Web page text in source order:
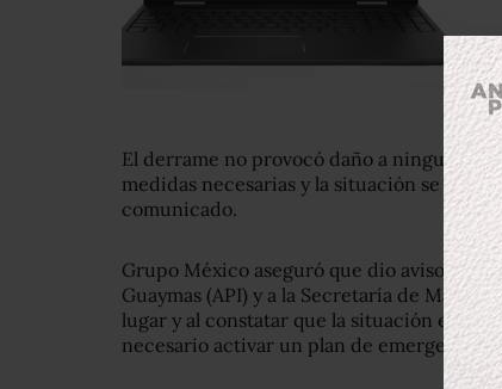
El derrame no provocó daño a ninguna
medidas necesarias y la situación se
comunicado.
Grupo México aseguró que dio aviso a la
Guaymas (API) y a la Secretaría de
lugar y al constatar que la situación
necesario activar un plan de emergencia.